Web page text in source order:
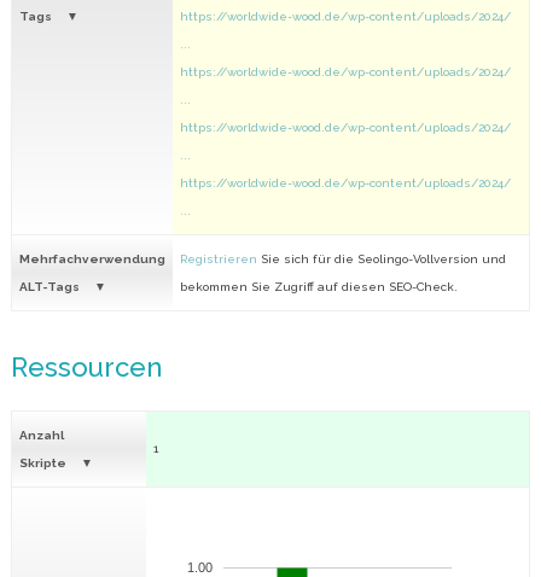
Tags https://worldwide-wood.de/wp-content/uploads/2024/
https://worldwide-wood.de/wp-content/uploads/2024/
https://worldwide-wood.de/wp-content/uploads/2024/
https://worldwide-wood.de/wp-content/uploads/2024/
Mehrfachverwendung
ALT-Tags
Registrieren Sie sich für die Seolingo-Vollversion und
bekommen Sie Zugriff auf diesen SEO-Check.
Ressourcen
Anzahl
Skripte
1
1.00